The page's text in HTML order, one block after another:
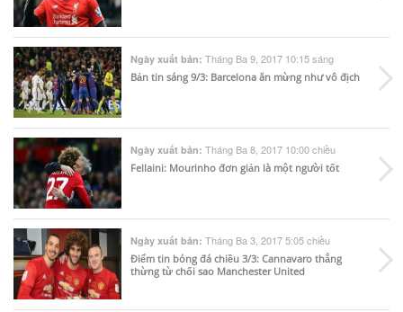
Ngày xuất bản: Tháng Ba 9, 2017 10:15 sáng
Bản tin sáng 9/3: Barcelona ăn mừng như vô địch
Ngày xuất bản: Tháng Ba 8, 2017 10:00 chiều
Fellaini: Mourinho đơn giản là một người tốt
Ngày xuất bản: Tháng Ba 3, 2017 5:05 chiều
Điểm tin bóng đá chiều 3/3: Cannavaro thẳng
thừng từ chối sao Manchester United